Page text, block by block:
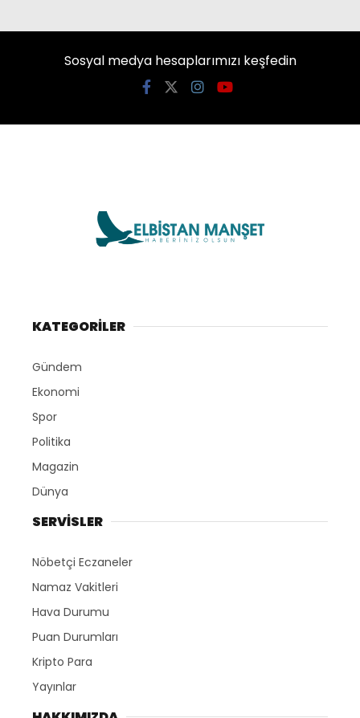
Sosyal medya hesaplarımızı keşfedin
KATEGORİLER
Gündem
Ekonomi
Spor
Politika
Magazin
Dünya
SERVİSLER
Nöbetçi Eczaneler
Namaz Vakitleri
Hava Durumu
Puan Durumları
Kripto Para
Yayınlar